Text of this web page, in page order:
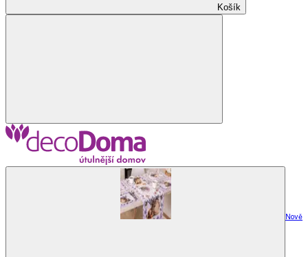
Košík
Nově